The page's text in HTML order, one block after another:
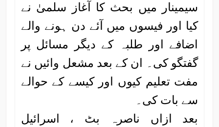
سیمینار میں بحث کا آغاز سلمیٰ نے
کیا اور فیسوں میں آئے دن ہونے والے
اضافے اور طلبہ کے دیگر مسائل پر
گفتگو کی۔ ان کے بعد مشعل وائیں نے
مفت تعلیم کیوں اور کیسے کے حوالے
سے بات کی۔
بعد ازاں ناصرہ بٹ ، اسرائیل